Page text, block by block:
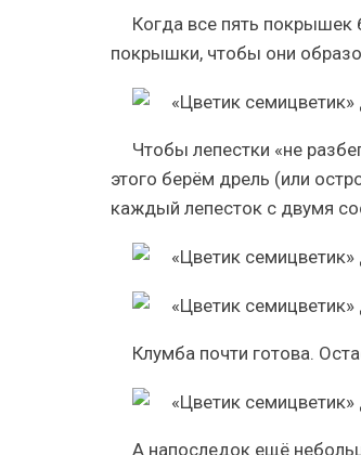
Когда все пять покрышек
покрышки, чтобы они
Чтобы лепестки «не
этого берём дрель (или
каждый лепесток с двумя
Клумба почти готова.
А напоследок ещё